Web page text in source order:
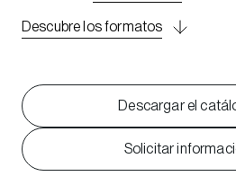
Descubre los formatos
Descargar el
Solicitar